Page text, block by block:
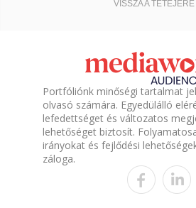
VISSZA A TETEJÉRE
Portfóliónk minőségi tartalmat
olvasó számára. Egyedülálló
lefedettséget és változatos
lehetőséget biztosít.
irányokat és fejlődési
záloga.